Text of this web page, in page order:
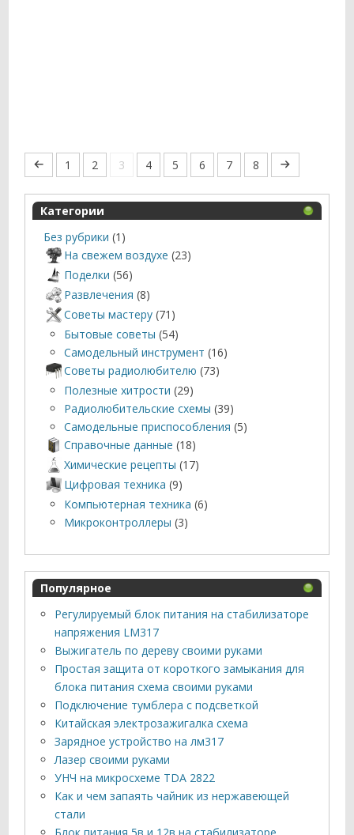
1 2 3 4 5 6 7 8
Категории
Без рубрики (1)
На свежем воздухе (23)
Поделки (56)
Развлечения (8)
Советы мастеру (71)
Бытовые советы (54)
Самодельный инструмент (16)
Советы радиолюбителю (73)
Полезные хитрости (29)
Радиолюбительские схемы (39)
Самодельные приспособления (5)
Справочные данные (18)
Химические рецепты (17)
Цифровая техника (9)
Компьютерная техника (6)
Микроконтроллеры (3)
Популярное
Регулируемый блок питания на стабилизаторе
напряжения LM317
Выжигатель по дереву своими руками
Простая защита от короткого замыкания для
блока питания схема своими руками
Подключение тумблера с подсветкой
Китайская электрозажигалка схема
Зарядное устройство на лм317
Лазер своими руками
УНЧ на микросхеме TDA 2822
Как и чем запаять чайник из нержавеющей
стали